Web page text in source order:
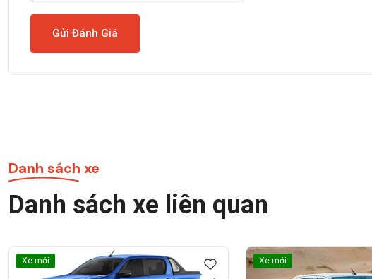
Gửi Đánh Giá
Danh sách xe
Danh sách xe liên quan
Xe mới Xe mới